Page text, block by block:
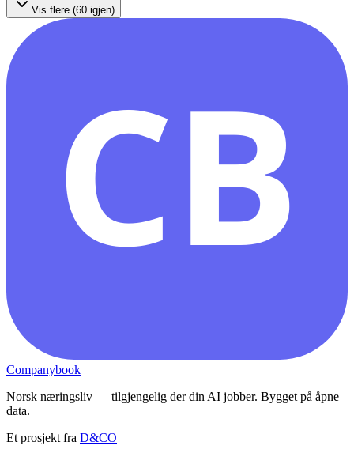
Vis flere (60 igjen)
CB
Companybook
Norsk næringsliv — tilgjengelig der din AI jobber. Bygget på åpne
data.
Et prosjekt fra D&CO